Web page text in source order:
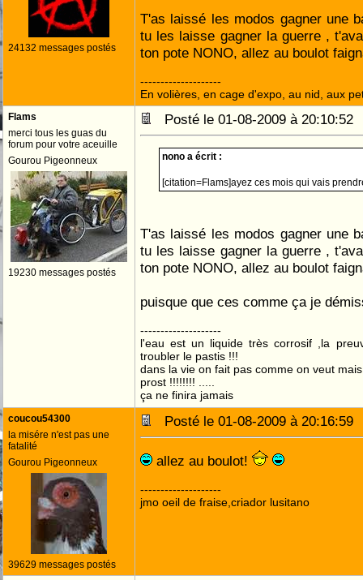
24132 messages postés
T'as laissé les modos gagner une
tu les laisse gagner la guerre ,
ton pote NONO, allez au boulot
--------------------
En volières, en cage d'expo, au nid, aux
Flams
merci tous les guas du
forum pour votre aceuille
Gourou Pigeonneux
19230 messages postés
Posté le 01-08-2009 à
nono a écrit :
[citation=Flams]ayez ces mois qui vais
T'as laissé les modos gagner une
tu les laisse gagner la guerre ,
ton pote NONO, allez au boulot
puisque que ces comme ça je
--------------------
l'eau est un liquide très corrosif ,la
troubler le pastis !!!
dans la vie on fait pas comme on veut
prost !!!!!!!! .....
ça ne finira jamais
coucou54300
la misére n'est pas une
fatalité
Gourou Pigeonneux
39629 messages postés
Posté le 01-08-2009 à
allez au boulot!
--------------------
jmo oeil de fraise,criador lusitano